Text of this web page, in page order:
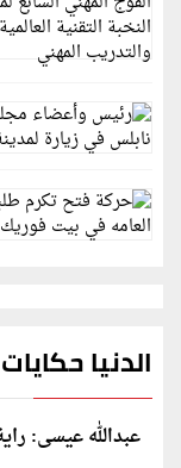
الدنيا حكايات
عبدالله عيسى: